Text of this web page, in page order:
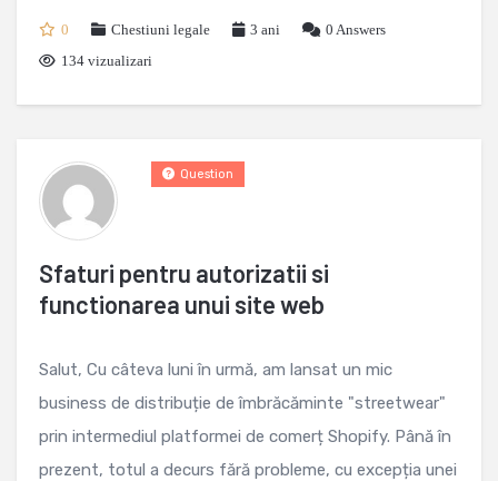
0 Chestiuni legale 3 ani 0 Answers
134 vizualizari
Sfaturi pentru autorizatii si
functionarea unui site web
Question
Salut, Cu câteva luni în urmă, am lansat un mic
business de distribuție de îmbrăcăminte "streetwear"
prin intermediul platformei de comerț Shopify. Până în
prezent, totul a decurs fără probleme, cu excepția unei